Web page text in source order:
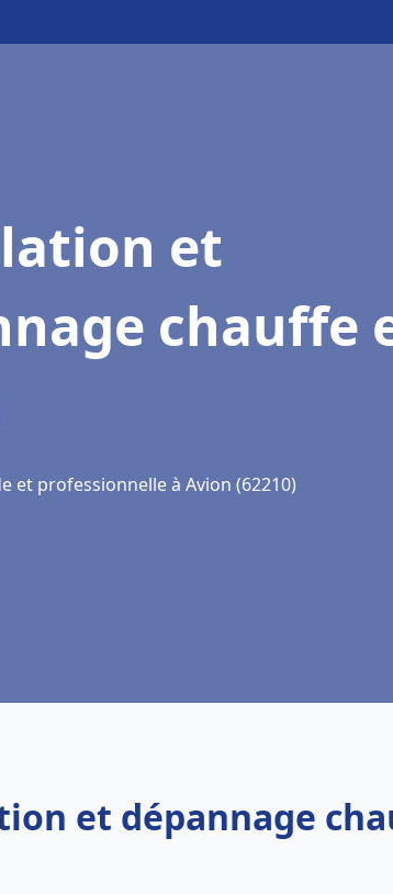
et
chauffe
et professionnelle à Avion (62210)
et dépannage